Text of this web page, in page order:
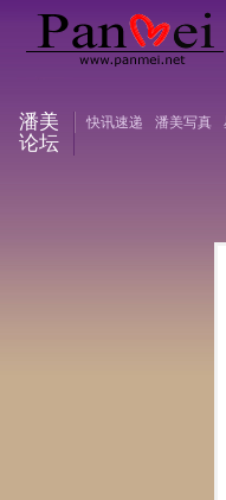
潘美
论坛
快讯速递 潘美写真